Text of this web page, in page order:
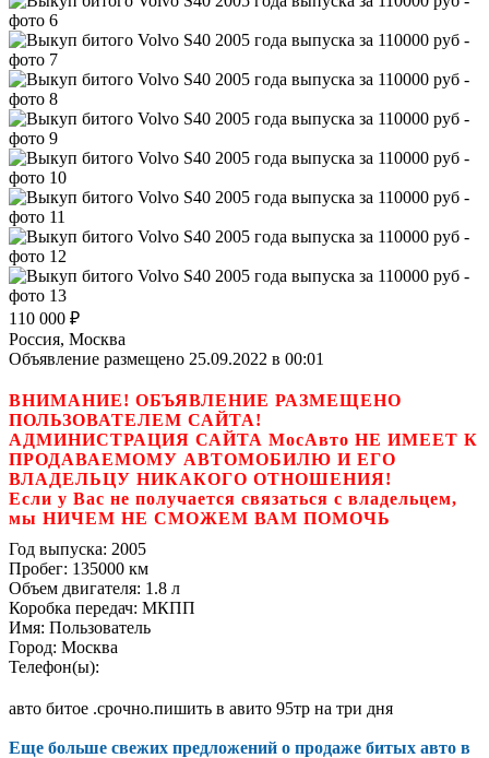
110 000 ₽
Россия, Москва
Объявление размещено 25.09.2022 в 00:01
ВНИМАНИЕ! ОБЪЯВЛЕНИЕ РАЗМЕЩЕНО
ПОЛЬЗОВАТЕЛЕМ САЙТА!
АДМИНИСТРАЦИЯ САЙТА МосАвто НЕ ИМЕЕТ К
ПРОДАВАЕМОМУ АВТОМОБИЛЮ И ЕГО
ВЛАДЕЛЬЦУ НИКАКОГО ОТНОШЕНИЯ!
Если у Вас не получается связаться с владельцем,
мы НИЧЕМ НЕ СМОЖЕМ ВАМ ПОМОЧЬ
Год выпуска: 2005
Пробег: 135000 км
Объем двигателя: 1.8 л
Коробка передач: МКПП
Имя: Пользователь
Город: Москва
Телефон(ы):
авто битое .срочно.пишить в авито 95тр на три дня
Еще больше свежих предложений о продаже битых авто в